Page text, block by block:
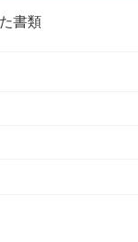
書類